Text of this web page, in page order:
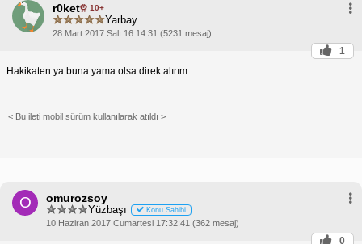
oyunun tadını çıkarabilir ve stratejik becerilerinizi
geliştirebilirsiniz. "Death and Taxes" tarafından
geliştirilen Türkçe yama, oyunculara büyük kolaylık
r0ket 10+
Yarbay
28 Mart 2017 Salı 16:14:31 (5231 mesaj)
1
Hakikaten ya buna yama olsa direk alırım.
< Bu ileti mobil sürüm kullanılarak atıldı >
O omurozsoy
Yüzbaşı Konu Sahibi
10 Haziran 2017 Cumartesi 17:32:41 (362 mesaj)
0